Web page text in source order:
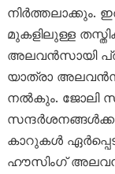
നിർത്തലാക്കും.
മുകളിലുള്ള
അലവൻസായി
യാത്രാ
നൽകും. ജോലി
കാറുകൾ
ഹൗസിംഗ്